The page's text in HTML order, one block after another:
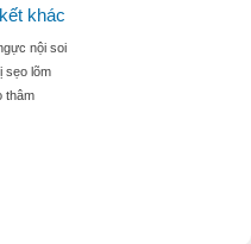
khác
nội soi
sẹo lõm
thâm